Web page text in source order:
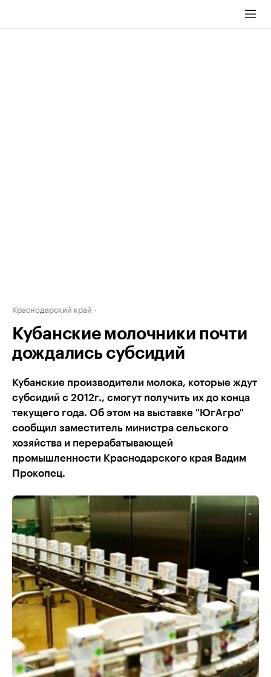
Краснодарский край
Кубанские молочники почти
дождались субсидий
Кубанские производители молока, которые ждут
субсидий с 2012г., смогут получить их до конца
текущего года. Об этом на выставке "ЮгАгро"
сообщил заместитель министра сельского
хозяйства и перерабатывающей
промышленности Краснодарского края Вадим
Прокопец.